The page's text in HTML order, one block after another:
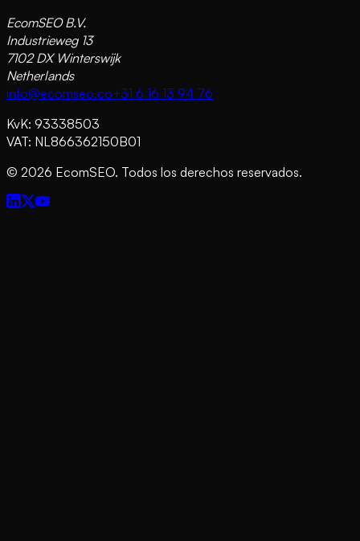
EcomSEO B.V.
Industrieweg 13
7102 DX Winterswijk
Netherlands
info@ecomseo.co+31 6 16 13 94 76
KvK: 93338503
VAT: NL866362150B01
© 2026 EcomSEO. Todos los derechos reservados.